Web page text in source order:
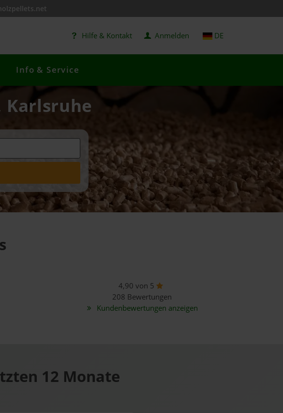
Hilfe & Kontakt Anmelden DE
Info & Service
Karlsruhe
4,90 von 5
208 Bewertungen
Kundenbewertungen anzeigen
12 Monate